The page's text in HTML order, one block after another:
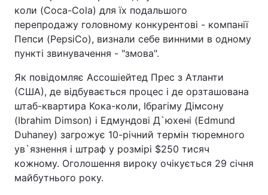
коли (Coca-Cola) для їх подальшого
перепродажу головному конкурентові - компанії
Пепси (PepsiCo), визнали себе винними в одному
пункті звинувачення - "змова".
Як повідомляє Ассошіейтед Прес з Атланти
(США), де відбувається процес і де орзташована
штаб-квартира Кока-коли, Ібрагіму Дімсону
(Ibrahim Dimson) і Едмундові Д`юхені (Edmund
Duhaney) загрожує 10-річний термін тюремного
ув`язнення і штраф у розмірі $250 тисяч
кожному. Оголошення вироку очікується 29 січня
майбутнього року.